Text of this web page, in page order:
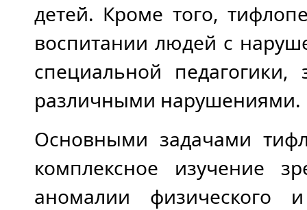
детей. Кроме того,
воспитании людей с
специальной
различными нарушениями.
Основными задачами
комплексное изучение
аномалии физического